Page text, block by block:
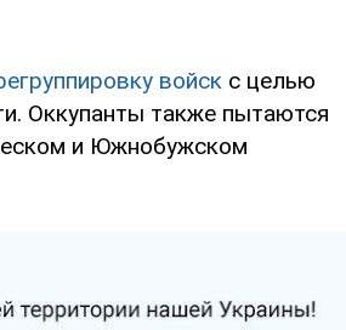
войск с целью
Оккупанты также пытаются
и Южнобужском